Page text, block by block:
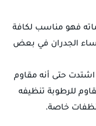
فهو مناسب لكافة
الجدران في بعض
حتى أنه مقاوم
للرطوبة تنظيفه
خاصة.